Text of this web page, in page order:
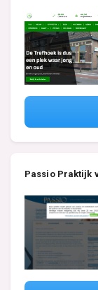
Passio Praktijk